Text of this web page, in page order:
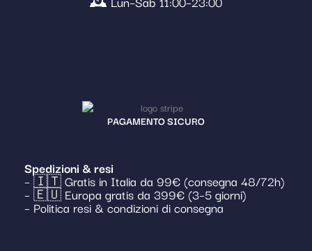
PAGAMENTO SICURO
Spedizioni & resi
– 🇮🇹 Gratis in Italia da 99€ (consegna 48/72h)
– 🇪🇺 Europa gratis da 399€ (3–5 giorni)
– Politica resi & condizioni di consegna